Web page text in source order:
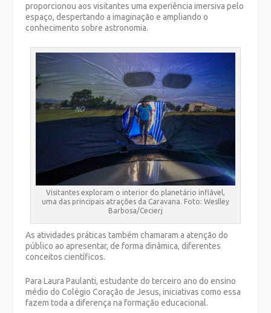
proporcionou aos visitantes uma experiência imersiva pelo
espaço, despertando a imaginação e ampliando o
conhecimento sobre astronomia.
Visitantes exploram o interior do planetário inflável,
uma das principais atrações da Caravana. Foto: Weslley
Barbosa/Cecierj
As atividades práticas também chamaram a atenção do
público ao apresentar, de forma dinâmica, diferentes
conceitos científicos.
Para Laura Paulanti, estudante do terceiro ano do ensino
médio do Colégio Coração de Jesus, iniciativas como essa
fazem toda a diferença na formação educacional.